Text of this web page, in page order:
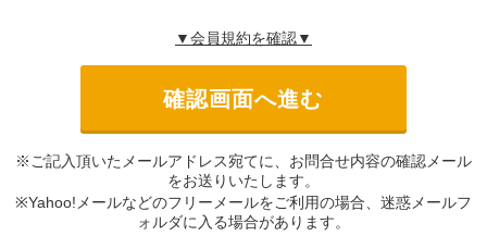
▼会員規約を確認▼
※ご記入頂いたメールアドレス宛てに、お問合せ内容の確認メール
をお送りいたします。
※Yahoo!メールなどのフリーメールをご利用の場合、迷惑メールフ
ォルダに入る場合があります。